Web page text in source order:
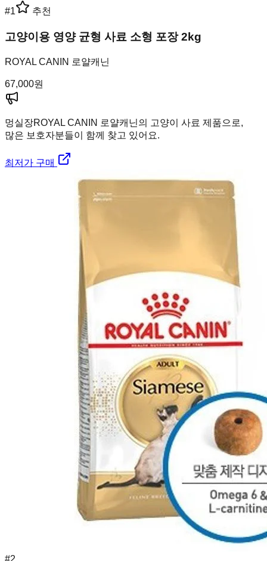
#1 추천
고양이용 영양 균형 사료 소형 포장 2kg
ROYAL CANIN 로얄캐닌
67,000원
멍실장ROYAL CANIN 로얄캐닌의 고양이 사료 제품으로,
많은 보호자분들이 함께 찾고 있어요.
최저가 구매
#2